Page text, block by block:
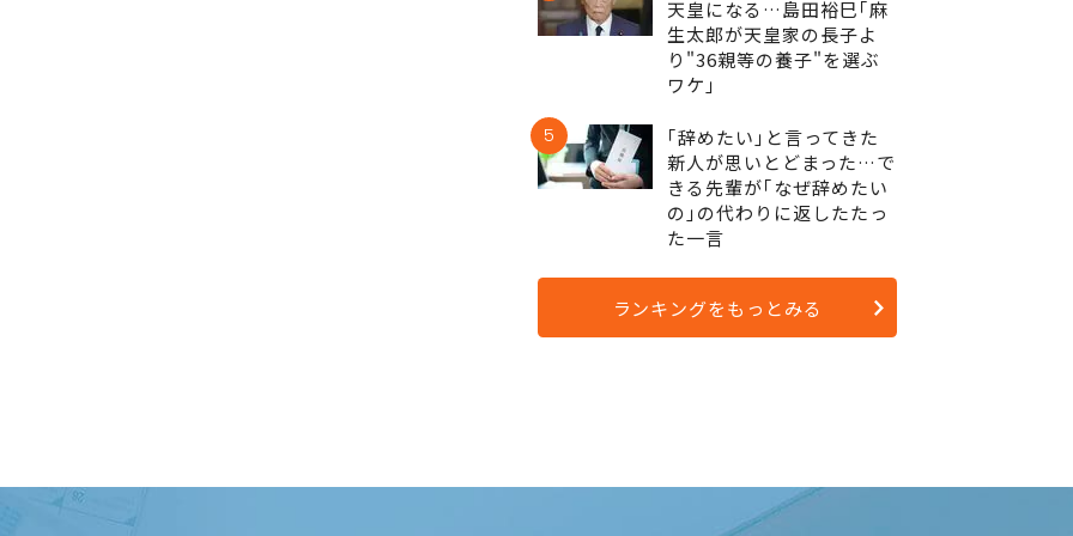
天皇になる…島田裕巳｢麻
生太郎が天皇家の長子よ
り"36親等の養子"を選ぶ
ワケ｣
5
｢辞めたい｣と言ってきた
新人が思いとどまった…で
きる先輩が｢なぜ辞めたい
の｣の代わりに返したたっ
た一言
ランキングをもっとみる